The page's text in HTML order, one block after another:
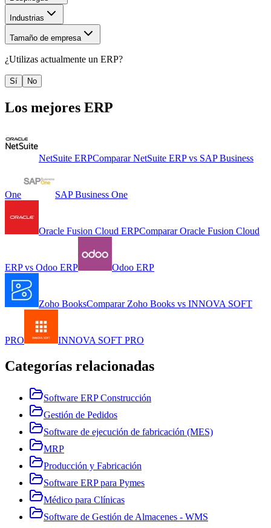
Industrias
Tamaño de empresa
¿Utilizas actualmente un ERP?
Sí No
Los mejores ERP
NetSuite ERPComparar NetSuite ERPvs SAP Business
One SAP Business One
Oracle Fusion Cloud ERPComparar Oracle Fusion Cloud
ERPvs Odoo ERP Odoo ERP
Zoho BooksComparar Zoho Books vs INNOVA SOFT
PRO INNOVA SOFT PRO
Categorías relacionadas
Software ERP Construcción
Gestión de Pedidos
Software de ejecución de fabricación (MES)
MRP
Producción y Fabricación
Software ERP para Pymes
Médico para Clínicas
Software de Gestión de Almacenes - WMS